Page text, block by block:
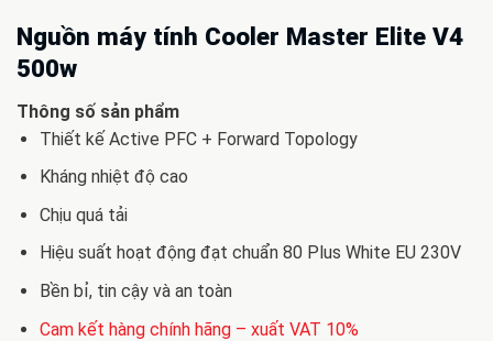
là:
tại
Nguồn máy tính Cooler Master Elite V4
500w
Thông số sản phẩm
Thiết kế Active PFC + Forward Topology
Kháng nhiệt độ cao
Chịu quá tải
Hiệu suất hoạt động đạt chuẩn 80 Plus White EU 230V
Bền bỉ, tin cậy và an toàn
Cam kết hàng chính hãng – xuất VAT 10%